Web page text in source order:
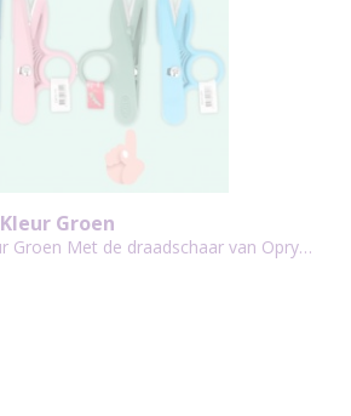
Groen
Groen Met de draadschaar van Opry…